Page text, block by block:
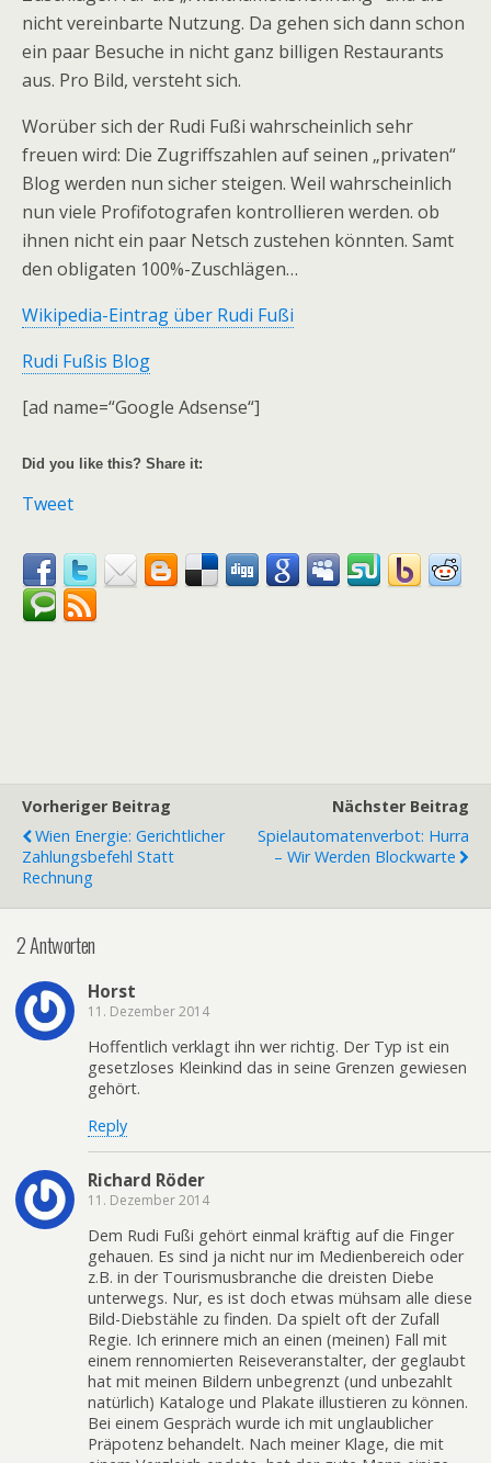
nicht vereinbarte Nutzung. Da gehen sich dann schon
ein paar Besuche in nicht ganz billigen Restaurants
aus. Pro Bild, versteht sich.
Worüber sich der Rudi Fußi wahrscheinlich sehr
freuen wird: Die Zugriffszahlen auf seinen „privaten“
Blog werden nun sicher steigen. Weil wahrscheinlich
nun viele Profifotografen kontrollieren werden. ob
ihnen nicht ein paar Netsch zustehen könnten. Samt
den obligaten 100%-Zuschlägen…
Wikipedia-Eintrag über Rudi Fußi
Rudi Fußis Blog
[ad name=“Google Adsense“]
Did you like this? Share it:
Tweet
Vorheriger Beitrag
Wien Energie: Gerichtlicher
Zahlungsbefehl Statt
Rechnung
Nächster Beitrag
Spielautomatenverbot: Hurra
– Wir Werden Blockwarte
2 Antworten
Horst
11. Dezember 2014
Hoffentlich verklagt ihn wer richtig. Der Typ ist ein
gesetzloses Kleinkind das in seine Grenzen gewiesen
gehört.
Reply
Richard Röder
11. Dezember 2014
Dem Rudi Fußi gehört einmal kräftig auf die Finger
gehauen. Es sind ja nicht nur im Medienbereich oder
z.B. in der Tourismusbranche die dreisten Diebe
unterwegs. Nur, es ist doch etwas mühsam alle diese
Bild-Diebstähle zu finden. Da spielt oft der Zufall
Regie. Ich erinnere mich an einen (meinen) Fall mit
einem rennomierten Reiseveranstalter, der geglaubt
hat mit meinen Bildern unbegrenzt (und unbezahlt
natürlich) Kataloge und Plakate illustieren zu können.
Bei einem Gespräch wurde ich mit unglaublicher
Präpotenz behandelt. Nach meiner Klage, die mit